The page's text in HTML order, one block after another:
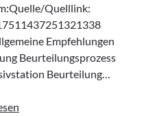
Quelllink:
Empfehlungen
Beurteilungsprozess
Beurteilung…